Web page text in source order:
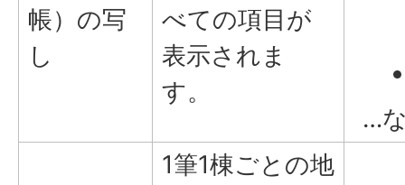
帳）の写
し
べての項目が
表示されま
す。
…
1筆1棟ごとの地